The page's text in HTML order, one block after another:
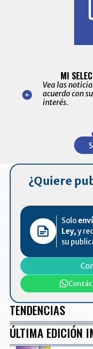
nuestro
para
MI
Vea las
acuerdo con
interés.
¿Quiere
Solo
Ley, y
su
TENDENCIAS
ÚLTIMA EDICIÓN